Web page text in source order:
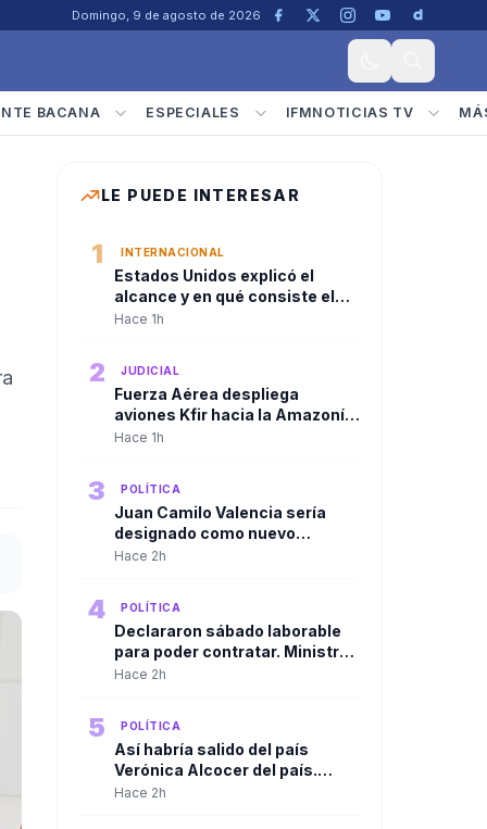
Domingo, 9 de agosto de 2026
BACANA ESPECIALES IFMNOTICIAS TV
LE PUEDE INTERESAR
1 INTERNACIONAL
Estados Unidos explicó el
alcance y en qué consiste el
paquete de seguridad de
Abelardo De La Espriella
Hace 1h
2 JUDICIAL
Fuerza Aérea despliega
aviones Kfir hacia la Amazonía
tras consejo de seguridad del
Hace 1h
3 POLÍTICA
Juan Camilo Valencia sería
designado como nuevo
director de la Agencia Nacional
Hace 2h
4 POLÍTICA
Declararon sábado laborable
para poder contratar. Ministro
de Agricultura cuestionó
más de $250.000 millones
Hace 2h
5 POLÍTICA
Así habría salido del país
Verónica Alcocer del país.
Gustavo Petro la habría llevado
Hace 2h